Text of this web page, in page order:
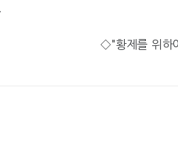
◇"황제를 위하